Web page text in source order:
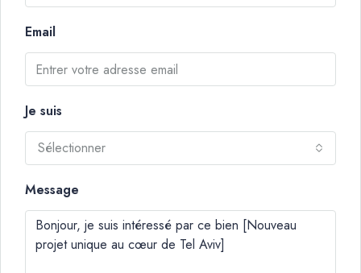
Email
Je suis
Sélectionner
Message